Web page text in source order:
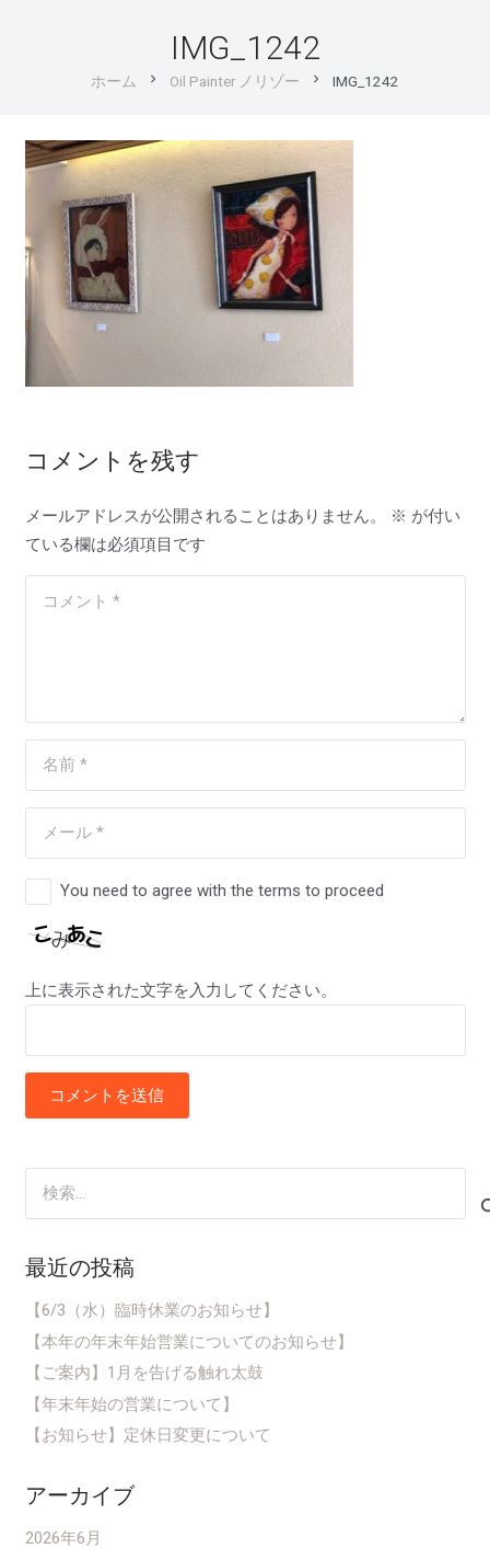
IMG_1242
ホーム chevron_right Oil Painter ノリゾー chevron_right IMG_1242
コメントを残す
メールアドレスが公開されることはありません。 ※ が付い
ている欄は必須項目です
You need to agree with the terms to proceed
上に表示された文字を入力してください。
コメントを送信
最近の投稿
【6/3（水）臨時休業のお知らせ】
【本年の年末年始営業についてのお知らせ】
【ご案内】1月を告げる触れ太鼓
【年末年始の営業について】
【お知らせ】定休日変更について
アーカイブ
2026年6月